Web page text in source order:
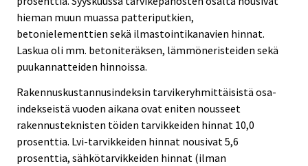
hieman muun muassa patteriputkien,
betonielementtien sekä ilmastointikanavien hinnat.
Laskua oli mm. betoniteräksen, lämmöneristeiden sekä
puukannatteiden hinnoissa.
Rakennuskustannusindeksin tarvikeryhmittäisistä osa-
indekseistä vuoden aikana ovat eniten nousseet
rakennusteknisten töiden tarvikkeiden hinnat 10,0
prosenttia. Lvi-tarvikkeiden hinnat nousivat 5,6
prosenttia, sähkötarvikkeiden hinnat (ilman